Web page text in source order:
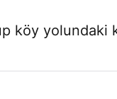
köy yolundaki